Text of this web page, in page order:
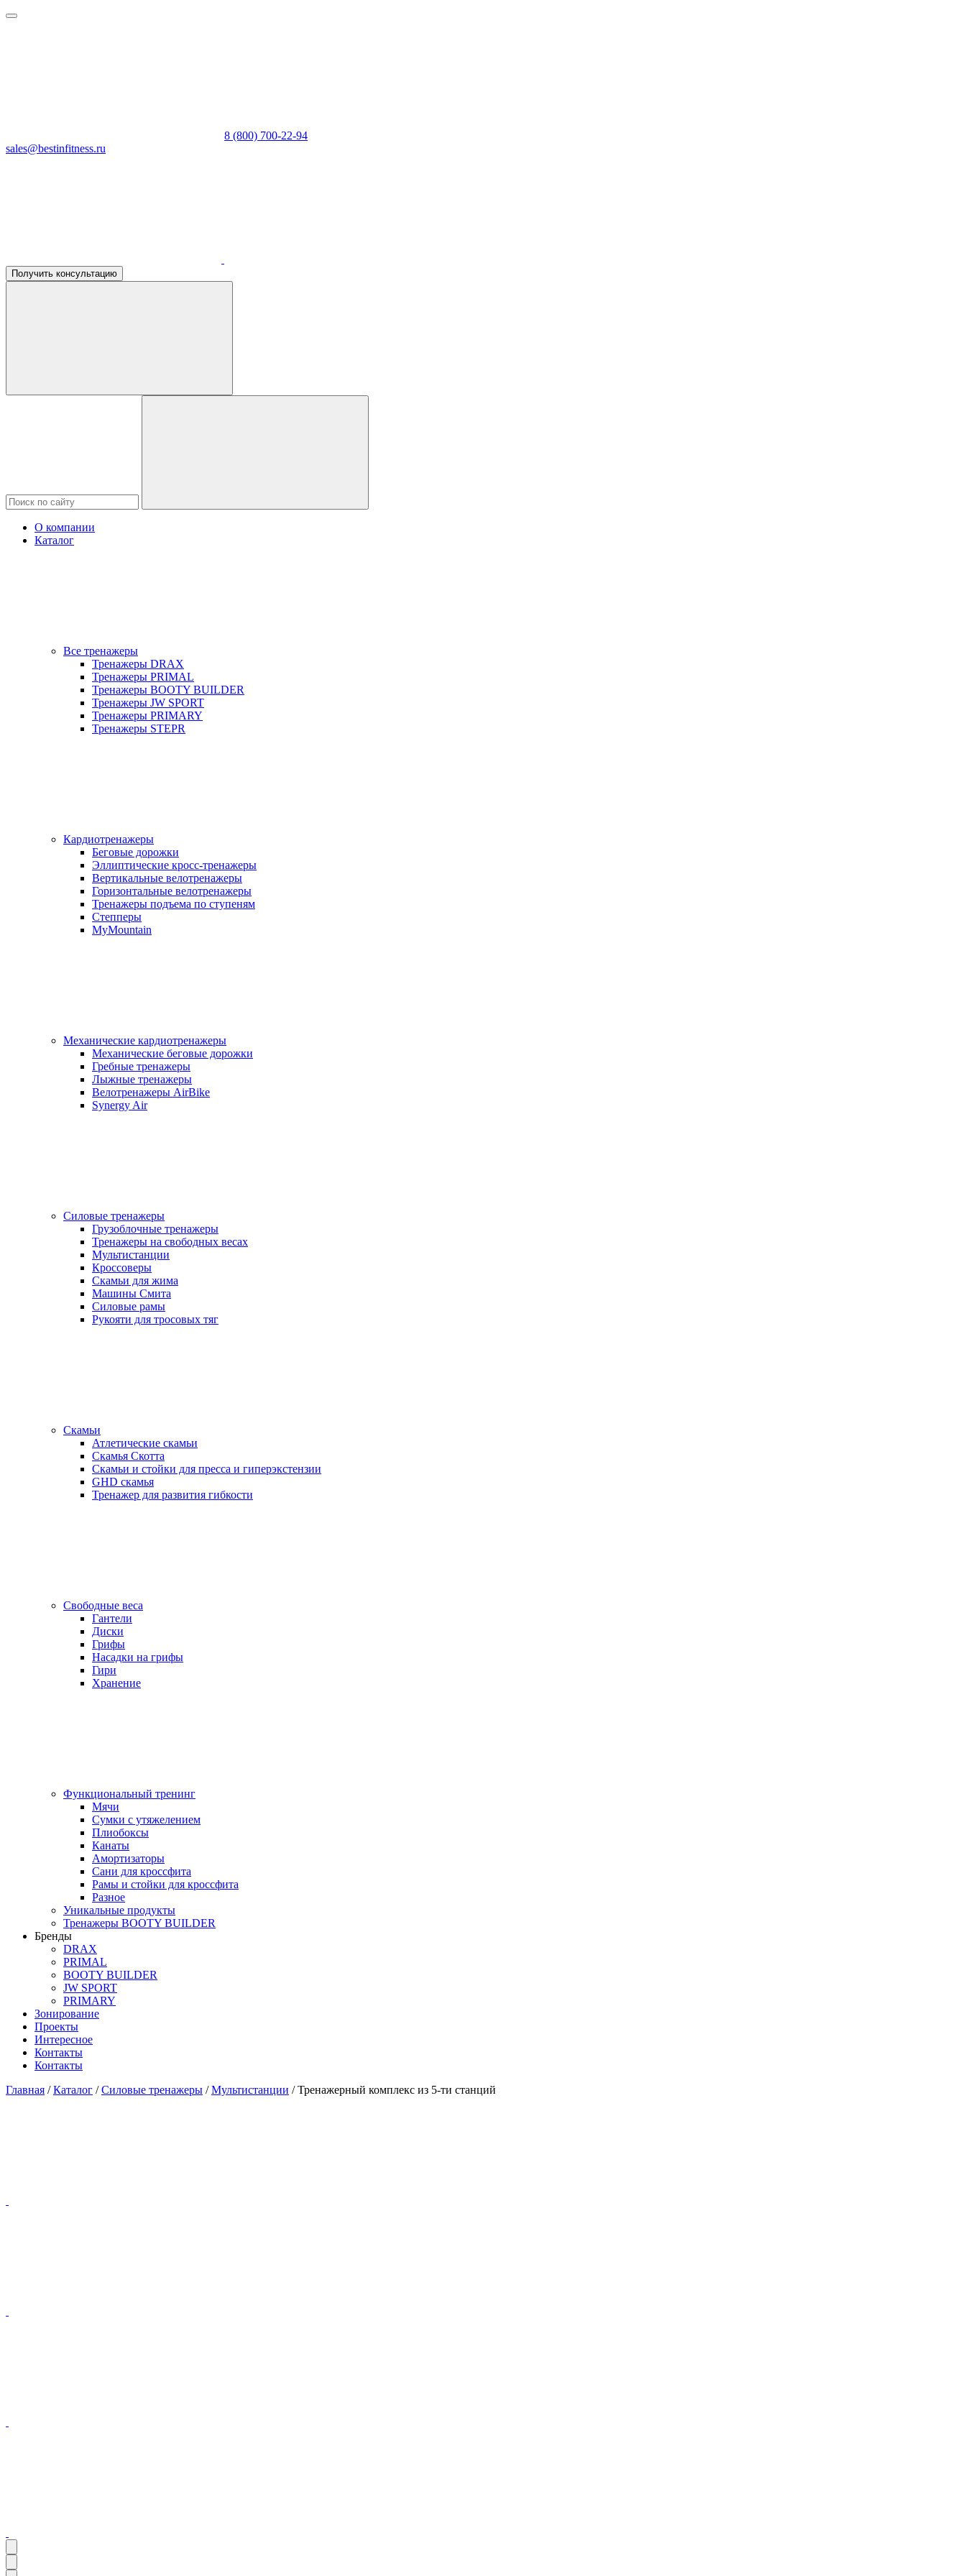
8 (800) 700-22-94
sales@bestinfitness.ru
Получить консультацию
О компании
Каталог
Все тренажеры
Тренажеры DRAX
Тренажеры PRIMAL
Тренажеры BOOTY BUILDER
Тренажеры JW SPORT
Тренажеры PRIMARY
Тренажеры STEPR
Кардиотренажеры
Беговые дорожки
Эллиптические кросс-тренажеры
Вертикальные велотренажеры
Горизонтальные велотренажеры
Тренажеры подъема по ступеням
Степперы
MyMountain
Механические кардиотренажеры
Механические беговые дорожки
Гребные тренажеры
Лыжные тренажеры
Велотренажеры AirBike
Synergy Air
Силовые тренажеры
Грузоблочные тренажеры
Тренажеры на свободных весах
Мультистанции
Кроссоверы
Скамьи для жима
Машины Смита
Силовые рамы
Рукояти для тросовых тяг
Скамьи
Атлетические скамьи
Скамья Скотта
Скамьи и стойки для пресса и гиперэкстензии
GHD скамья
Тренажер для развития гибкости
Свободные веса
Гантели
Диски
Грифы
Насадки на грифы
Гири
Хранение
Функциональный тренинг
Мячи
Сумки с утяжелением
Плиобоксы
Канаты
Амортизаторы
Сани для кроссфита
Рамы и стойки для кроссфита
Разное
Уникальные продукты
Тренажеры BOOTY BUILDER
Бренды
DRAX
PRIMAL
BOOTY BUILDER
JW SPORT
PRIMARY
Зонирование
Проекты
Интересное
Контакты
Контакты
Главная / Каталог / Силовые тренажеры / Мультистанции / Тренажерный комплекс из 5-ти станций